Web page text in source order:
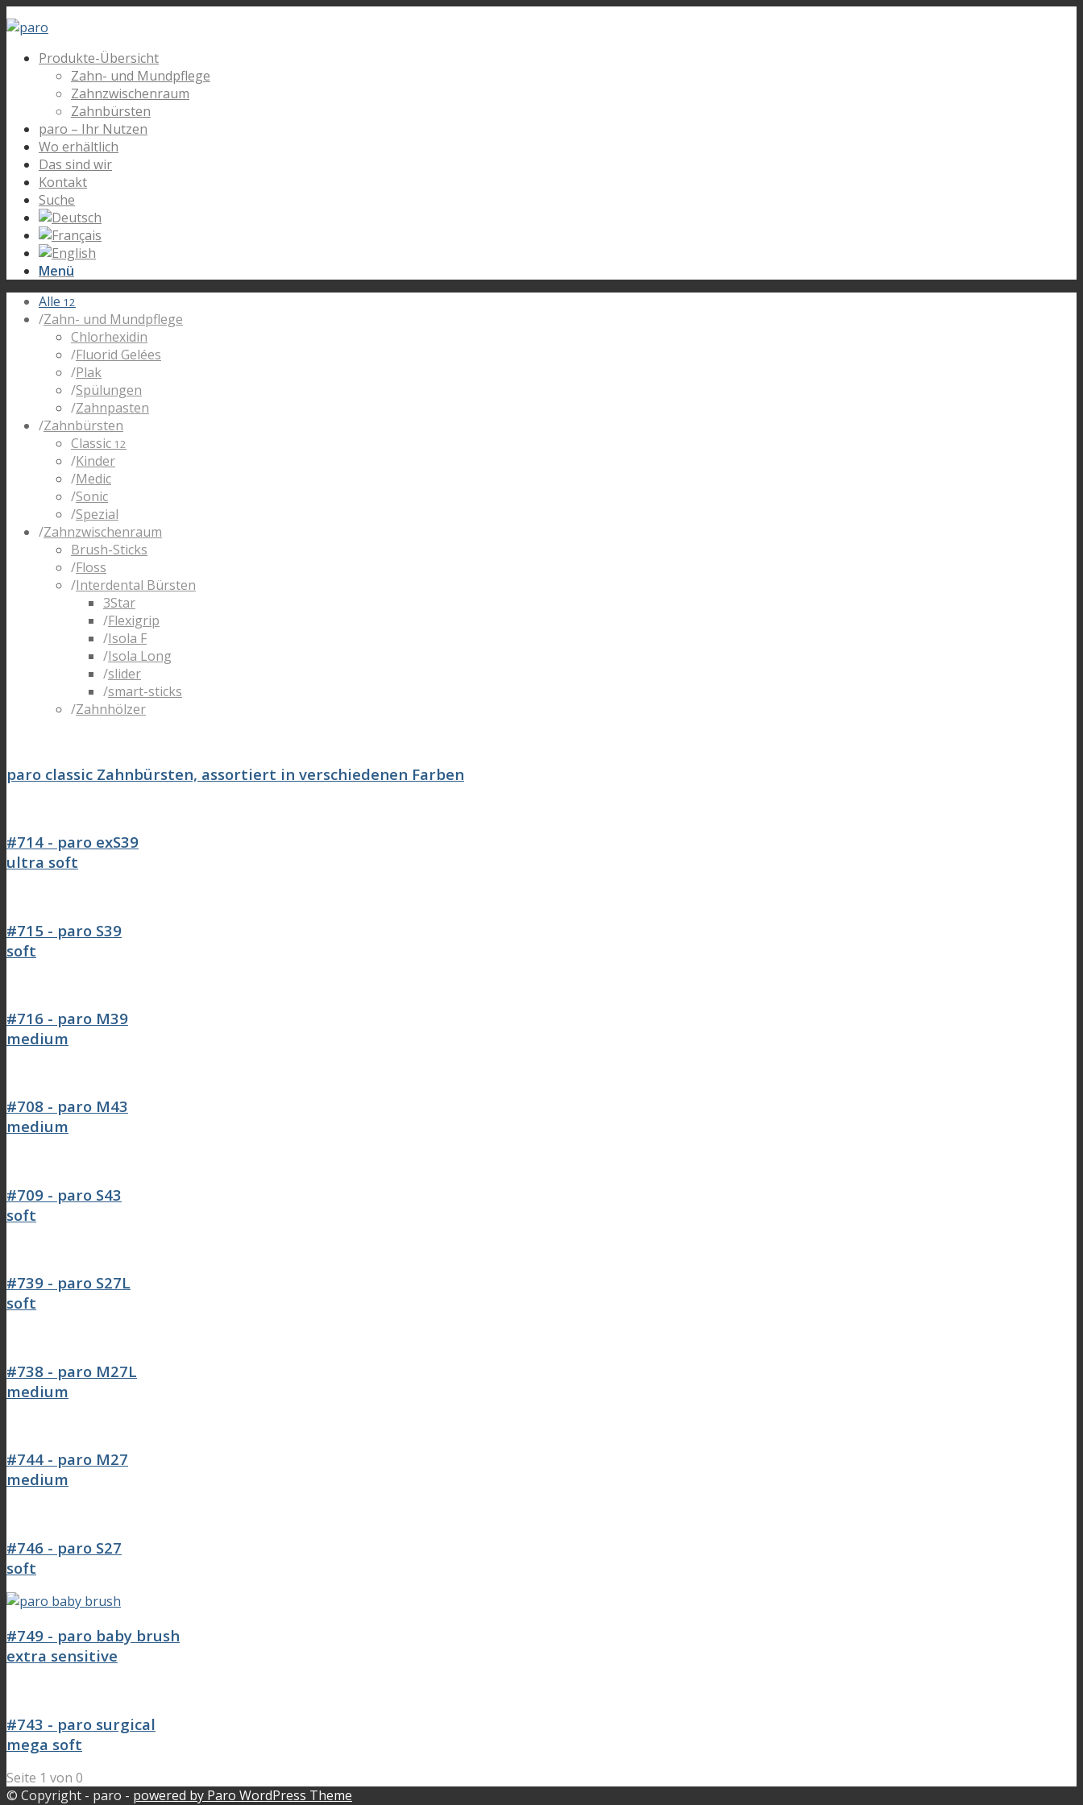
Produkte-Übersicht
Zahn- und Mundpflege
Zahnzwischenraum
Zahnbürsten
paro – Ihr Nutzen
Wo erhältlich
Das sind wir
Kontakt
Suche
Menü
Alle 12
/Zahn- und Mundpflege
Chlorhexidin
/Fluorid Gelées
/Plak
/Spülungen
/Zahnpasten
/Zahnbürsten
Classic 12
/Kinder
/Medic
/Sonic
/Spezial
/Zahnzwischenraum
Brush-Sticks
/Floss
/Interdental Bürsten
3Star
/Flexigrip
/Isola F
/Isola Long
/slider
/smart-sticks
/Zahnhölzer
paro classic Zahnbürsten, assortiert in verschiedenen Farben
#714 - paro exS39
ultra soft
#715 - paro S39
soft
#716 - paro M39
medium
#708 - paro M43
medium
#709 - paro S43
soft
#739 - paro S27L
soft
#738 - paro M27L
medium
#744 - paro M27
medium
#746 - paro S27
soft
#749 - paro baby brush
extra sensitive
#743 - paro surgical
mega soft
Seite 1 von 0
© Copyright - paro - powered by Paro WordPress Theme